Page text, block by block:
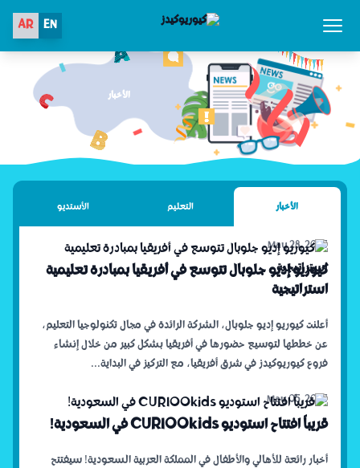
Open main menu
EN
AR
الأخبار
الأخبار التعليم الأستديو
May 28, 2025
كيوريو إديو جلوبال تتوسع في أفريقيا بمبادرة تعليمية
استراتيجية
أعلنت كيوريو إديو جلوبال، الشركة الرائدة في مجال تكنولوجيا التعليم،
عن خططها لتوسيع حضورها في أفريقيا بشكل كبير من خلال إنشاء
فروع كيوريوكيدز في شرق أفريقيا، مع التركيز في البداية...
May 05, 2025
قريباً افتتاح استوديو CURIOOkids في السعودية!
أخبار رائعة للأهالي والأطفال في المملكة العربية السعودية! سيفتتح